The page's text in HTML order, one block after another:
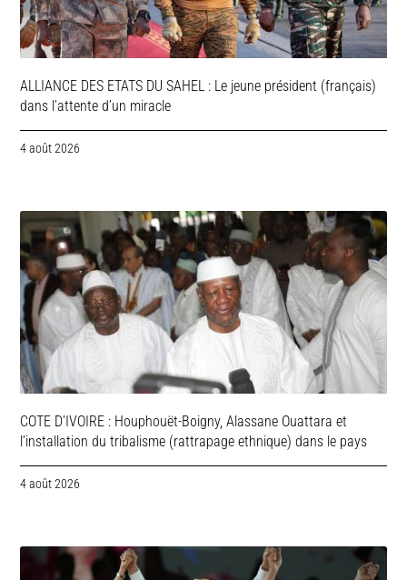
ALLIANCE DES ETATS DU SAHEL : Le jeune président (français)
dans l’attente d’un miracle
4 août 2026
COTE D’IVOIRE : Houphouët-Boigny, Alassane Ouattara et
l’installation du tribalisme (rattrapage ethnique) dans le pays
4 août 2026